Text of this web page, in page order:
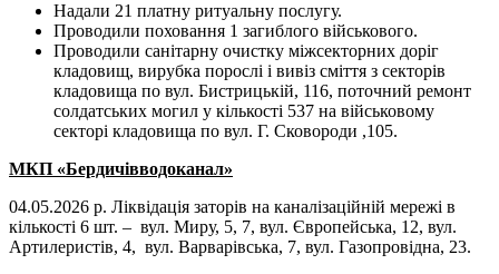
Надали 21 платну ритуальну послугу.
Проводили поховання 1 загиблого військового.
Проводили санітарну очистку міжсекторних доріг
кладовищ, вирубка порослі і вивіз сміття з секторів
кладовища по вул. Бистрицькій, 116, поточний ремонт
солдатських могил у кількості 537 на військовому
секторі кладовища по вул. Г. Сковороди ,105.
МКП «Бердичівводоканал»
04.05.2026 р. Ліквідація заторів на каналізаційній мережі в
кількості 6 шт. – вул. Миру, 5, 7, вул. Європейська, 12, вул.
Артилеристів, 4, вул. Варварівська, 7, вул. Газопровідна, 23.